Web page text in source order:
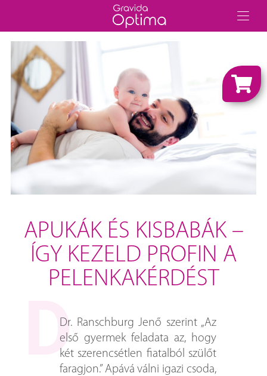
APUKÁK ÉS KISBABÁK –
ÍGY KEZELD PROFIN A
PELENKAKÉRDÉST
Dr. Ranschburg Jenő szerint „Az
első gyermek feladata az, hogy
két szerencsétlen fiatalból szülőt
faragjon.” Apává válni igazi csoda,